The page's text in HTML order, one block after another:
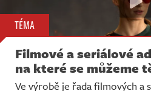
TÉMA
Filmové a seriálové
na které se můžeme
Ve výrobě je řada filmových a